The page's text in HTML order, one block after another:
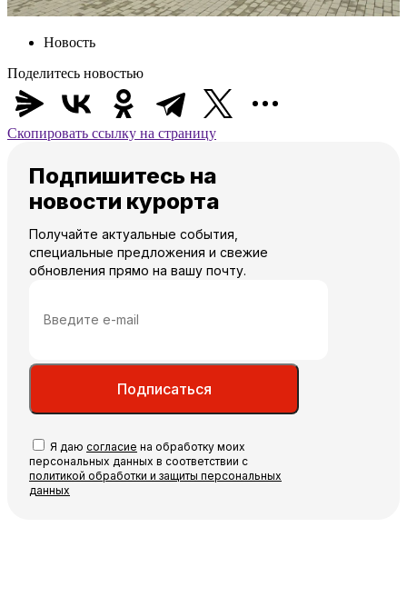
Новость
Поделитесь новостью
Скопировать ссылку на страницу
Подпишитесь на
новости курорта
Получайте актуальные события,
специальные предложения и свежие
обновления прямо на вашу почту.
Подписаться
Я даю согласие на обработку моих
персональных данных в соответствии с
политикой обработки и защиты персональных
данных